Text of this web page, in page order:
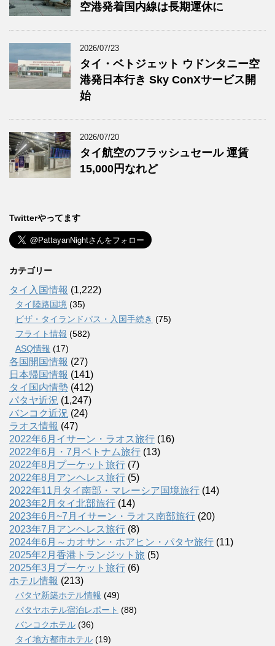
空港発着国内線は長期運休に
2026/07/23
タイ・ベトジェット ウドンタニー空
港発日本行き Sky ConXサービス開
始
2026/07/20
タイ航空のフラッシュセール 運賃
15,000円なれど
Twitterやってます
カテゴリー
タイ入国情報 (1,222)
タイ陸路国境 (35)
ビザ・タイランドパス・入国手続き (75)
フライト情報 (582)
ASQ情報 (17)
各国開国情報 (27)
日本帰国情報 (141)
タイ国内情勢 (412)
パタヤ近況 (1,247)
バンコク近況 (24)
ラオス情報 (47)
2022年6月イサーン・ラオス旅行 (16)
2022年6月・7月ベトナム旅行 (13)
2022年8月プーケット旅行 (7)
2022年8月アンヘレス旅行 (5)
2022年11月タイ南部・マレーシア国境旅行 (14)
2023年2月タイ北部旅行 (14)
2023年6月~7月イサーン・ラオス南部旅行 (20)
2023年7月アンヘレス旅行 (8)
2024年6月～カオサン・ホアヒン・パタヤ旅行 (11)
2025年2月香港トランジット旅 (5)
2025年3月プーケット旅行 (6)
ホテル情報 (213)
パタヤ新築ホテル情報 (49)
パタヤホテル宿泊レポート (88)
バンコクホテル (36)
タイ地方都市ホテル (19)